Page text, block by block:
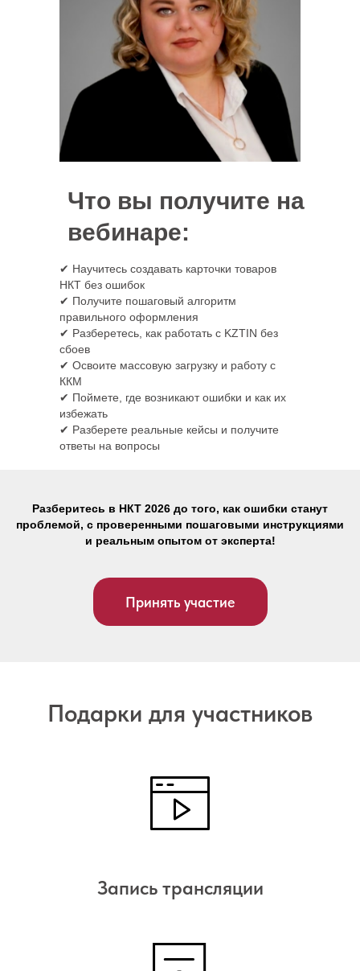
✔ Научитесь создавать карточки товаров
НКТ без ошибок
✔ Получите пошаговый алгоритм
правильного оформления
✔ Разберетесь, как работать с KZTIN без
сбоев
✔ Освоите массовую загрузку и работу с
ККМ
✔ Поймете, где возникают ошибки и как их
избежать
✔ Разберете реальные кейсы и получите
ответы на вопросы
Что вы получите на
вебинаре:
Разберитесь в НКТ 2026 до того, как ошибки станут
проблемой, с проверенными пошаговыми инструкциями
и реальным опытом от эксперта!
Принять участие
Подарки для участников
Запись трансляции